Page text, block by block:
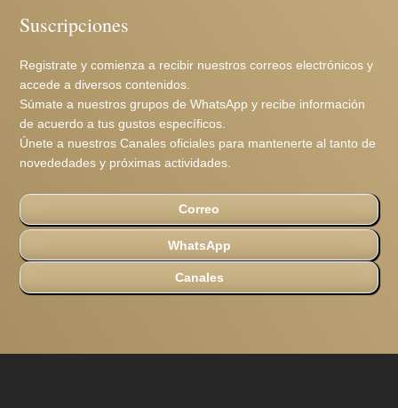
Suscripciones
Registrate y comienza a recibir nuestros correos electrónicos y
accede a diversos contenidos.
Súmate a nuestros grupos de WhatsApp y recibe información
de acuerdo a tus gustos específicos.
Únete a nuestros Canales oficiales para mantenerte al tanto de
novededades y próximas actividades.
Correo
WhatsApp
Canales